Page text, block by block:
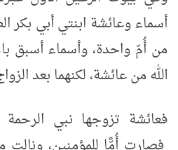
أسماء وعائشة ابنتي أبي بكر
من أُمّ واحدة، وأسماء أسبق
الله من عائشة، لكنهما بعد
فعائشة تزوجها نبي